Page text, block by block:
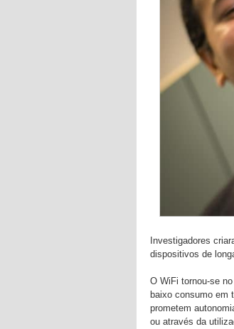
Investigadores
dispositivos de
O WiFi tornou-se
baixo consumo em
prometem
ou através da